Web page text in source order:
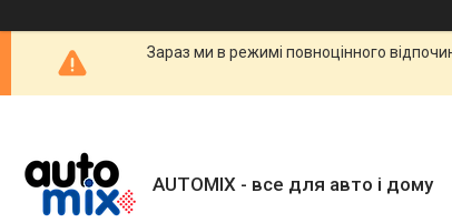
Зараз ми в режимі повноцінного
AUTOMIX - все для авто і дому